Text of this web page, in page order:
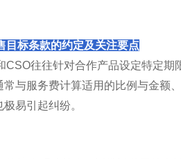
目标条款的约定及关注要点
CSO往往针对合作产品设定特定
与服务费计算适用的比例与金额
易引起纠纷。